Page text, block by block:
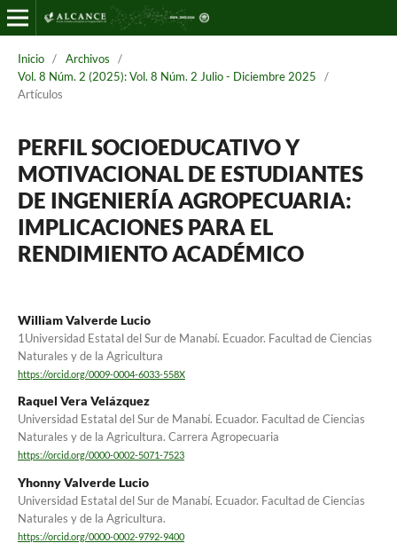
Inicio / Archivos
/
Vol. 8 Núm. 2 (2025): Vol. 8 Núm. 2 Julio - Diciembre 2025
/
Artículos
PERFIL SOCIOEDUCATIVO Y
MOTIVACIONAL DE ESTUDIANTES
DE INGENIERÍA AGROPECUARIA:
IMPLICACIONES PARA EL
RENDIMIENTO ACADÉMICO
William Valverde Lucio
1Universidad Estatal del Sur de Manabí. Ecuador. Facultad de Ciencias
Naturales y de la Agricultura
https://orcid.org/0009-0004-6033-558X
Raquel Vera Velázquez
Universidad Estatal del Sur de Manabí. Ecuador. Facultad de Ciencias
Naturales y de la Agricultura. Carrera Agropecuaria
https://orcid.org/0000-0002-5071-7523
Yhonny Valverde Lucio
Universidad Estatal del Sur de Manabí. Ecuador. Facultad de Ciencias
Naturales y de la Agricultura.
https://orcid.org/0000-0002-9792-9400